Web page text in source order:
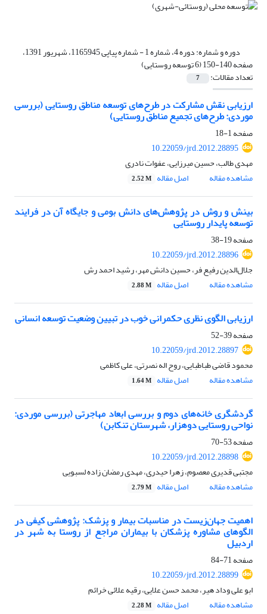
دوره و شماره: دوره 4، شماره 1 - شماره پیاپی 1165945، شهریور 1391،
صفحه 140-150 (6 توسعه روستایی)
تعداد مقالات: 7
ارزیابی نقش مشارکت در طرح‌های توسعه مناطق روستایی (بررسی
موردی: طرح‌های تجمیع مناطق روستایی)
صفحه1-18
10.22059/jrd.2012.28895
مهدی طالب، حسین میرزایی، عفوات نادری
مشاهده مقاله
اصل مقاله 2.52 M
بینش و روش در پژوهش‌های دانش بومی و جایگاه آن در فرایند
توسعه پایدار روستایی
صفحه19-38
10.22059/jrd.2012.28896
جلال‌الدین رفیع فر، حسین دانش مهر، رشید احمد رش
مشاهده مقاله
اصل مقاله 2.88 M
ارزیابی الگوی نظری حکمرانی خوب در تبیین وضعیت توسعه انسانی
صفحه39-52
10.22059/jrd.2012.28897
محمود قاضی طباطبایی، روح اله نصرتی، علی کاظمی
مشاهده مقاله
اصل مقاله 1.64 M
گردشگری خانه‌های دوم و بررسی ابعاد مهاجرتی (بررسی موردی:
نواحی روستایی دوهزار، شهرستان تنکابن)
صفحه53-70
10.22059/jrd.2012.28898
مجتبی قدیری معصوم، زهرا حیدری، مهدی رمضان زاده لسبویی
مشاهده مقاله
اصل مقاله 2.79 M
اهمیت جهان‌زیست در مناسبات بیمار و پزشک: پژوهشی کیفی در
الگوهای مشاوره پزشکان با بیماران مراجع از روستا به شهر در
اردبیل
صفحه71-84
10.22059/jrd.2012.28899
ابو علی وداد هیر، محمد حسن علایی، رقیه علائی خرائم
مشاهده مقاله
اصل مقاله 2.28 M